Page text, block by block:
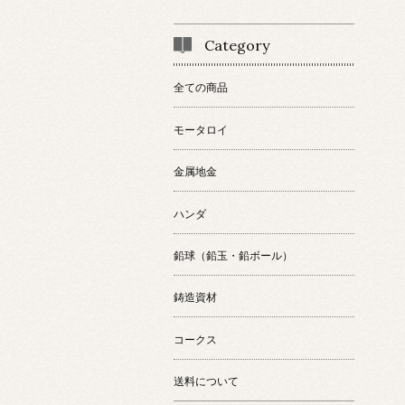
Category
全ての商品
モータロイ
金属地金
ハンダ
鉛球（鉛玉・鉛ボール）
鋳造資材
コークス
送料について